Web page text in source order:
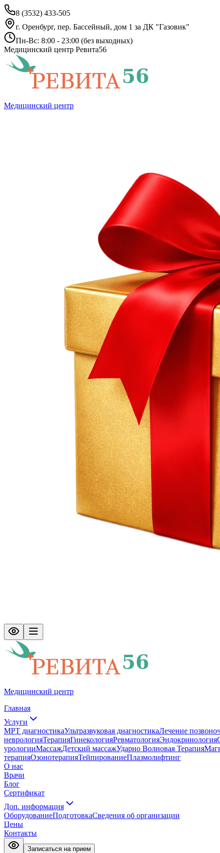
8 (3532) 433-505
г. Оренбург, пер. Бассейный, дом 1 за ДК "Газовик"
Пн-Вс: 8:00 - 23:00 (без выходных)
Медицинский центр Ревита56
Главная
Услуги
МРТ диагностикаУльтразвуковая диагностикаЛечение
неврологияТерапияГинекологияРевматологияЭндокринология
урологииМассажДетский массажУдарно Волновая Терапия
терапияОзонотерапияТейпированиеПлазмолифтинг
О нас
Врачи
Блог
Сертификат
Доп. информация
ОборудованиеПодготовкаСведения об организации
Цены
Контакты
Записаться на прием